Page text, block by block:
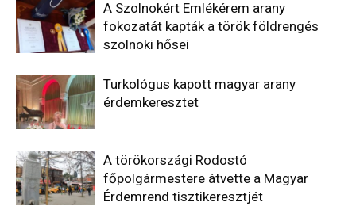
A Szolnokért Emlékérem arany
fokozatát kapták a török földrengés
szolnoki hősei
Turkológus kapott magyar arany
érdemkeresztet
A törökországi Rodostó
főpolgármestere átvette a Magyar
Érdemrend tisztikeresztjét